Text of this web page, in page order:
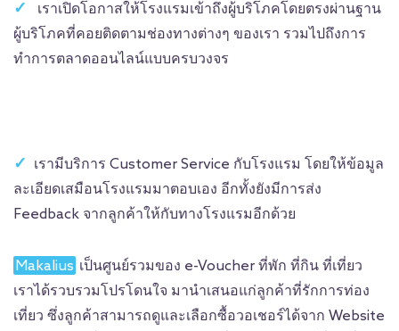
เราเปิดโอกาสให้โรงแรมเข้าถึงผู้บริโภคโดยตรงผ่านฐาน
ผู้บริโภคที่คอยติดตามช่องทางต่างๆ ของเรา รวมไปถึงการ
ทำการตลาดออนไลน์แบบครบวงจร
เรามีบริการ Customer Service กับโรงแรม โดยให้ข้อมูล
ละเอียดเสมือนโรงแรมมาตอบเอง อีกทั้งยังมีการส่ง
Feedback จากลูกค้าให้กับทางโรงแรมอีกด้วย
Makalius เป็นศูนย์รวมของ e-Voucher ที่พัก ที่กิน ที่เที่ยว
เราได้รวบรวมโปรโดนใจ มานำเสนอแก่ลูกค้าที่รักการท่อง
เที่ยว ซึ่งลูกค้าสามารถดูและเลือกซื้อวอเชอร์ได้จาก Website